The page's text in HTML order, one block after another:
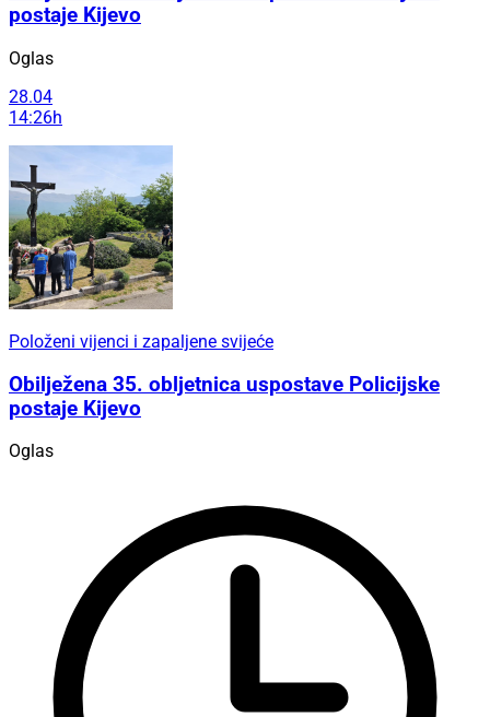
postaje Kijevo
Oglas
28.04
14:26h
Položeni vijenci i zapaljene svijeće
Obilježena 35. obljetnica uspostave Policijske
postaje Kijevo
Oglas